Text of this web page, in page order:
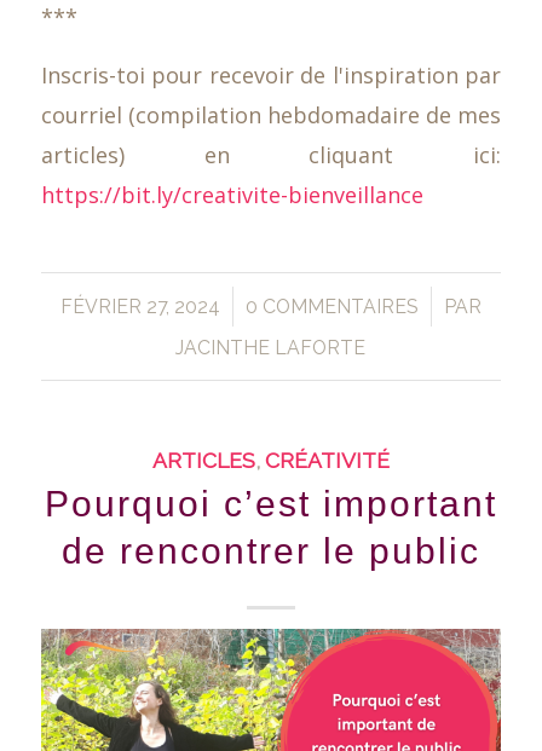
***
Inscris-toi pour recevoir de l'inspiration par
courriel (compilation hebdomadaire de mes
articles) en cliquant ici:
https://bit.ly/creativite-bienveillance
FÉVRIER 27, 2024
/ 0 COMMENTAIRES
/
PAR
JACINTHE LAFORTE
ARTICLES,CRÉATIVITÉ
Pourquoi c’est important
de rencontrer le public